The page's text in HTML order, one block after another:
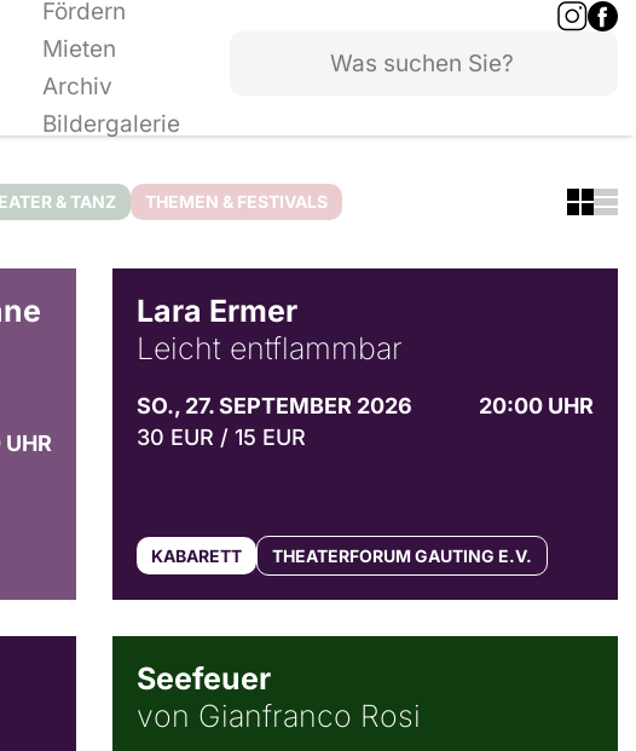
Fördern
Mieten
Archiv
Bildergalerie
& TANZ THEMEN & FESTIVALS
Lara Ermer
Leicht entflammbar
SO., 27. SEPTEMBER 2026
20:00 UHR
30 EUR / 15 EUR
KABARETT THEATERFORUM GAUTING E.V.
Seefeuer
von Gianfranco Rosi